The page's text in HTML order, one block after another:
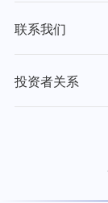
联系我们
投资者关系